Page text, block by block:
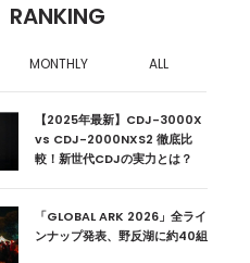
RANKING
MONTHLY ALL
【2025年最新】CDJ-3000X
vs CDJ-2000NXS2 徹底比
較！新世代CDJの実力とは？
「GLOBAL ARK 2026」全ライ
ンナップ発表、野反湖に約40組